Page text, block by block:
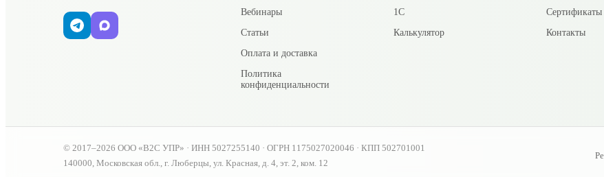
Вебинары
Статьи
Оплата и доставка
Политика
конфиденциальности
1С
Калькулятор
Сертификаты
Контакты
© 2017–2026 ООО «В2С УПР» · ИНН 5027255140 · ОГРН 1175027020046 · КПП 502701001
140000, Московская обл., г. Люберцы, ул. Красная, д. 4, эт. 2, ком. 12